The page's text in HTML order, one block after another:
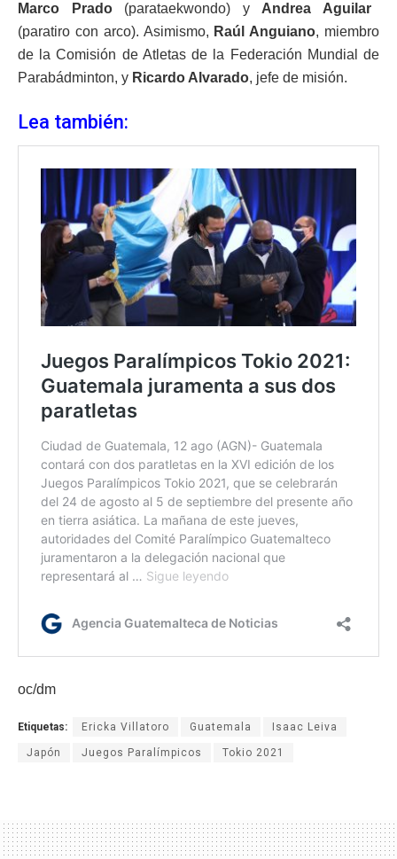
Marco Prado(parataekwondo) y Andrea Aguilar
(paratiro con arco). Asimismo, Raúl Anguiano, miembro
de la Comisión de Atletas de la Federación Mundial de
Parabádminton, y Ricardo Alvarado, jefe de misión.
Lea también:
oc/dm
Etiquetas: Ericka Villatoro Guatemala Isaac Leiva
Japón Juegos Paralímpicos Tokio 2021